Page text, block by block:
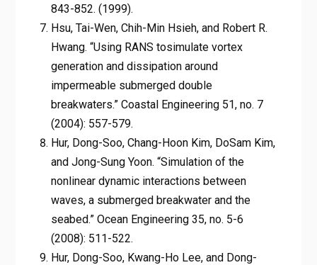
843-852. (1999).
Hsu, Tai-Wen, Chih-Min Hsieh, and Robert R.
Hwang. “Using RANS tosimulate vortex
generation and dissipation around
impermeable submerged double
breakwaters.” Coastal Engineering 51, no. 7
(2004): 557-579.
Hur, Dong-Soo, Chang-Hoon Kim, DoSam Kim,
and Jong-Sung Yoon. “Simulation of the
nonlinear dynamic interactions between
waves, a submerged breakwater and the
seabed.” Ocean Engineering 35, no. 5-6
(2008): 511-522.
Hur, Dong-Soo, Kwang-Ho Lee, and Dong-